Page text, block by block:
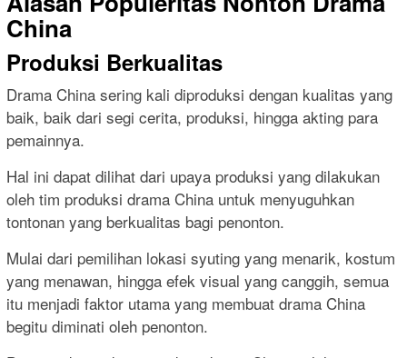
China
Produksi Berkualitas
Drama China sering kali diproduksi dengan kualitas yang
baik, baik dari segi cerita, produksi, hingga akting para
pemainnya.
Hal ini dapat dilihat dari upaya produksi yang dilakukan
oleh tim produksi drama China untuk menyuguhkan
tontonan yang berkualitas bagi penonton.
Mulai dari pemilihan lokasi syuting yang menarik, kostum
yang menawan, hingga efek visual yang canggih, semua
itu menjadi faktor utama yang membuat drama China
begitu diminati oleh penonton.